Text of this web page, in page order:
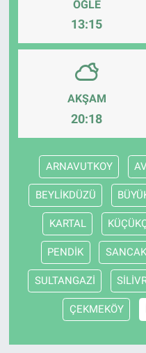
ÖĞLE
13:15
AKŞAM
20:18
ARNAVUTKOY
BEYLİKDÜZÜ
KARTAL
PENDİK
SULTANGAZİ
ÇEKMEKÖY